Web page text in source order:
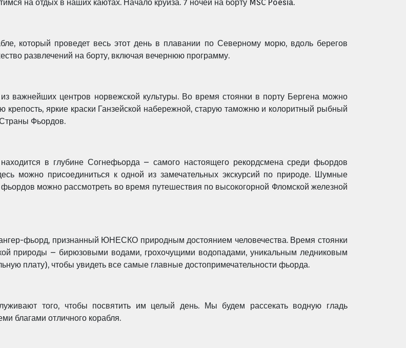
на отдых в наших каютах. Начало круиза. 7 ночей на борту MSC Poesia.
который проведет весь этот день в плавании по Северному морю, вдоль берегов
развлечений на борту, включая вечернюю программу.
важнейших центров норвежской культуры. Во время стоянки в порту Бергена можно
крепость, яркие краски Ганзейской набережной, старую таможню и колоритный рыбный
Фьордов.
в глубине Согнефьорда – самого настоящего рекордсмена среди фьордов
можно присоединиться к одной из замечательных экскурсий по природе. Шумные
можно рассмотреть во время путешествия по высокогорной Фломской железной
фьорд, признанный ЮНЕСКО природным достоянием человечества. Время стоянки
природы – бирюзовыми водами, грохочущими водопадами, уникальным ледниковым
плату), чтобы увидеть все самые главные достопримечательности фьорда.
того, чтобы посвятить им целый день. Мы будем рассекать водную гладь
благами отличного корабля.